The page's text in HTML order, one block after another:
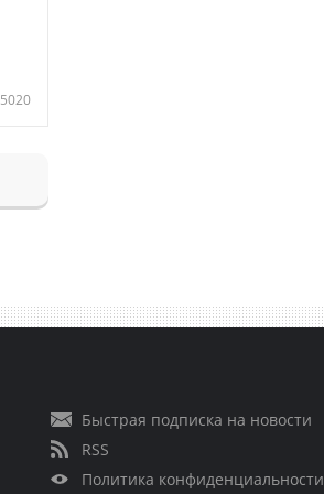
5020
Быстрая подписка на новости
RSS
Политика конфиденциальности